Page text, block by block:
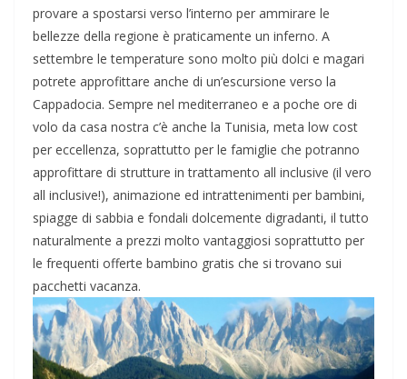
provare a spostarsi verso l’interno per ammirare le
bellezze della regione è praticamente un inferno. A
settembre le temperature sono molto più dolci e magari
potrete approfittare anche di un’escursione verso la
Cappadocia. Sempre nel mediterraneo e a poche ore di
volo da casa nostra c’è anche la Tunisia, meta low cost
per eccellenza, soprattutto per le famiglie che potranno
approfittare di strutture in trattamento all inclusive (il vero
all inclusive!), animazione ed intrattenimenti per bambini,
spiagge di sabbia e fondali dolcemente digradanti, il tutto
naturalmente a prezzi molto vantaggiosi soprattutto per
le frequenti offerte bambino gratis che si trovano sui
pacchetti vacanza.